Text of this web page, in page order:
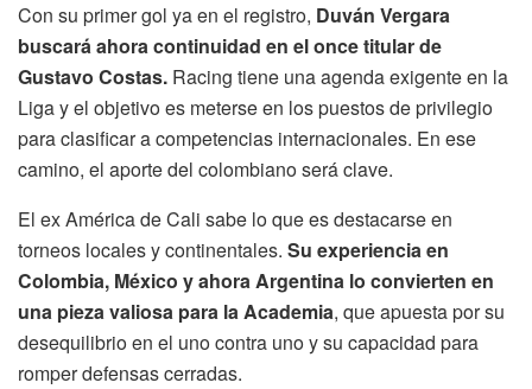
Con su primer gol ya en el registro, Duván Vergara
buscará ahora continuidad en el once titular de
Gustavo Costas. Racing tiene una agenda exigente en la
Liga y el objetivo es meterse en los puestos de privilegio
para clasificar a competencias internacionales. En ese
camino, el aporte del colombiano será clave.
El ex América de Cali sabe lo que es destacarse en
torneos locales y continentales. Su experiencia en
Colombia, México y ahora Argentina lo convierten en
una pieza valiosa para la Academia, que apuesta por su
desequilibrio en el uno contra uno y su capacidad para
romper defensas cerradas.